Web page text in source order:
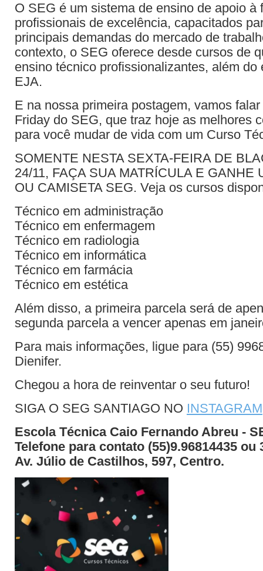
O SEG é um sistema de ensino de apoio à
profissionais de excelência, capacitados
principais demandas do mercado de
contexto, o SEG oferece desde cursos de
ensino técnico profissionalizantes, além do
EJA.
E na nossa primeira postagem, vamos
Friday do SEG, que traz hoje as melhores
para você mudar de vida com um Curso
SOMENTE NESTA SEXTA-FEIRA DE
24/11, FAÇA SUA MATRÍCULA E GANHE
OU CAMISETA SEG. Veja os cursos
Técnico em administração
Técnico em enfermagem
Técnico em radiologia
Técnico em informática
Técnico em farmácia
Técnico em estética
Além disso, a primeira parcela será de
segunda parcela a vencer apenas em
Para mais informações, ligue para (55)
Dienifer.
Chegou a hora de reinventar o seu futuro!
SIGA O SEG SANTIAGO NO INSTAGRAM
Escola Técnica Caio Fernando Abreu -
Telefone para contato (55)9.96814435 ou
Av. Júlio de Castilhos, 597, Centro.